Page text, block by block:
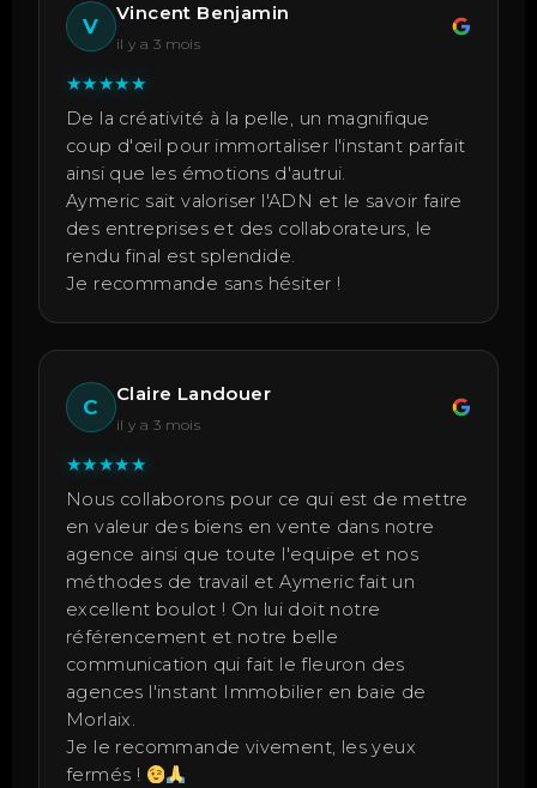
V
Vincent Benjamin
il y a 3 mois
★★★★★
De la créativité à la pelle, un magnifique
coup d'œil pour immortaliser l'instant parfait
ainsi que les émotions d'autrui.
Aymeric sait valoriser l'ADN et le savoir faire
des entreprises et des collaborateurs, le
rendu final est splendide.
Je recommande sans hésiter !
C
Claire Landouer
il y a 3 mois
★★★★★
Nous collaborons pour ce qui est de mettre
en valeur des biens en vente dans notre
agence ainsi que toute l'equipe et nos
méthodes de travail et Aymeric fait un
excellent boulot ! On lui doit notre
référencement et notre belle
communication qui fait le fleuron des
agences l'instant Immobilier en baie de
Morlaix.
Je le recommande vivement, les yeux
fermés !